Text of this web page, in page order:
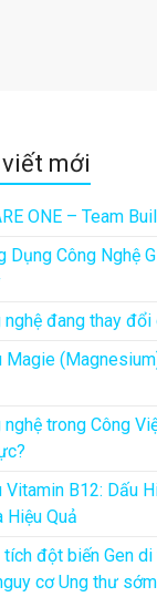
viết mới
ONE – Team
Dụng Công Nghệ
nghệ đang thay đổi
Magie
nghệ trong Công
Vitamin B12: Dấu
Hiệu Quả
tích đột biến Gen
cơ Ung thư sớm